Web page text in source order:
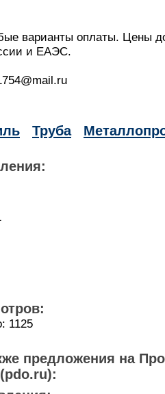
варианты оплаты. Цены
и ЕАЭС.
Труба
1125
предложения на